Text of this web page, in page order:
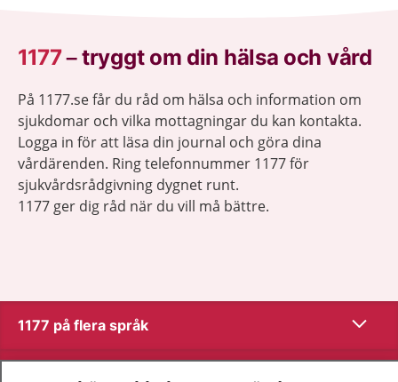
1177–tryggt om din hälsa och vård
På 1177.se får du råd om hälsa och information om
sjukdomar och vilka mottagningar du kan kontakta.
Logga in för att läsa din journal och göra dina
vårdärenden. Ring telefonnummer 1177 för
sjukvårdsrådgivning dygnet runt.
1177 ger dig råd när du vill må bättre.
1177 på flera språk Visa
Visa